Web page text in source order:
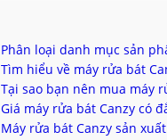
Phân loại danh mục sản
Tìm hiểu về máy rửa bát
Tại sao bạn nên mua máy
Giá máy rửa bát Canzy có
Máy rửa bát Canzy sản